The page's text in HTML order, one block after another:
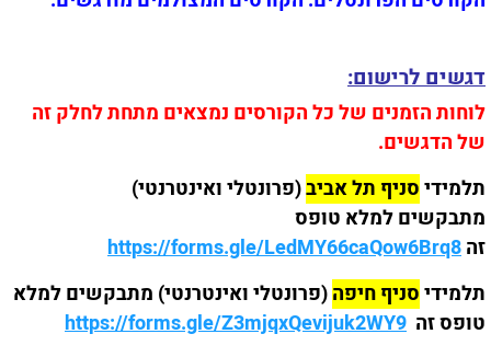
דגשים לרישום:
לוחות הזמנים של כל הקורסים נמצאים מתחת לחלק זה
של הדגשים.
תלמידיסניף תל אביב(פרונטלי ואינטרנטי)
מתבקשים למלא טופס
זהhttps://forms.gle/LedMY66caQow6Brq8
תלמידיסניף חיפה(פרונטלי ואינטרנטי) מתבקשים למלא
טופס זה https://forms.gle/Z3mjqxQevijuk2WY9